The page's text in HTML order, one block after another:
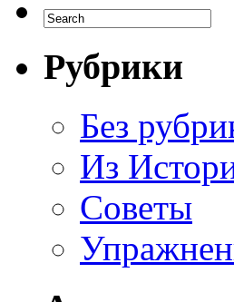
Рубрики
Без
Из
Советы